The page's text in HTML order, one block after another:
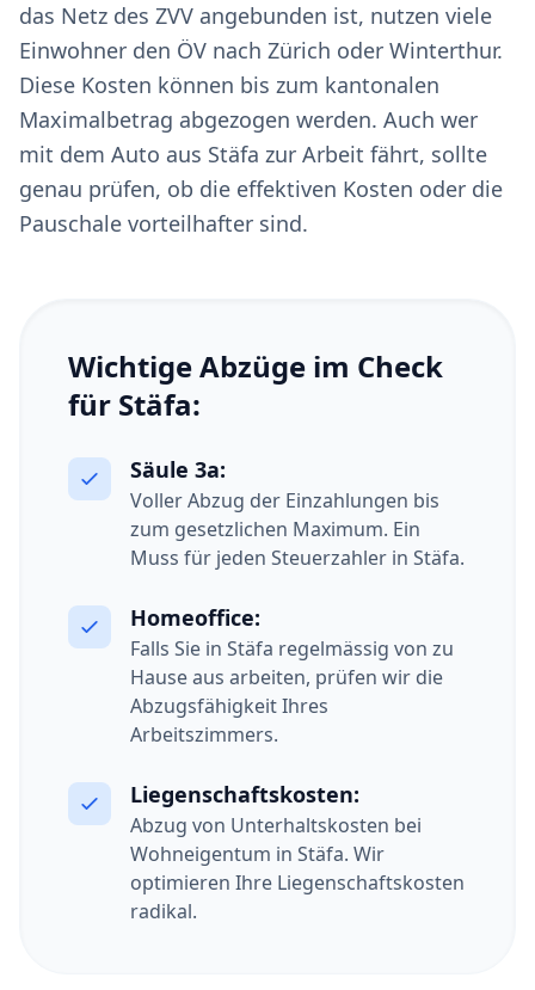
das Netz des ZVV angebunden ist, nutzen viele
Einwohner den ÖV nach Zürich oder Winterthur.
Diese Kosten können bis zum kantonalen
Maximalbetrag abgezogen werden. Auch wer
mit dem Auto aus Stäfa zur Arbeit fährt, sollte
genau prüfen, ob die effektiven Kosten oder die
Pauschale vorteilhafter sind.
Wichtige Abzüge im Check
für Stäfa:
Säule 3a:
Voller Abzug der Einzahlungen bis
zum gesetzlichen Maximum. Ein
Muss für jeden Steuerzahler in Stäfa.
Homeoffice:
Falls Sie in Stäfa regelmässig von zu
Hause aus arbeiten, prüfen wir die
Abzugsfähigkeit Ihres
Arbeitszimmers.
Liegenschaftskosten:
Abzug von Unterhaltskosten bei
Wohneigentum in Stäfa. Wir
optimieren Ihre Liegenschaftskosten
radikal.